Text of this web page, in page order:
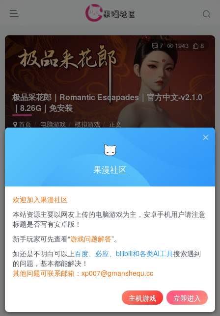
极品采花郎｜Romantic Escapades｜官方中文-v2.1.0
｜8.26G｜免安装
首页 电脑游戏 模拟游戏 正文
7 1943 8
此内容为付费资源，请付费后查看
10
黄金会员免费
《极品采花郎》是一款中国古风恋爱模拟游戏。玩家透过情
果漫社区
欢迎加入果漫社区
本站资源主要以网友上传的电脑游戏为主，安卓手机用户请注意
标题是否写有安卓版！
新手玩家可先查看“游戏问题解答”。
如还是不明白可以上百度、必应、bilibili和各类AI工具搜索遇到
的问题，基本都能解决！
其他问题可联系邮箱：xp007@gmanshequ.cc
主机游戏 立即进入